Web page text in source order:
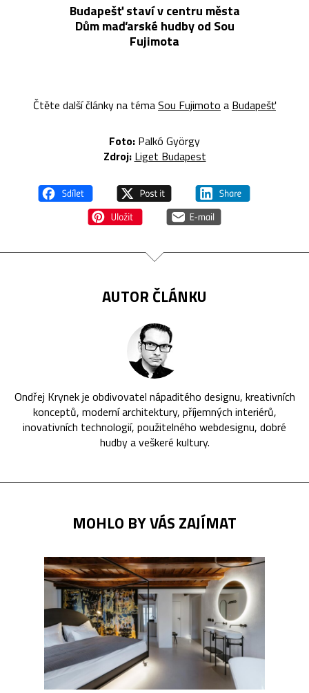
Budapešť staví v centru města
Dům maďarské hudby od Sou
Fujimota
Čtěte další články na témaSou Fujimoto a Budapešť
Foto: Palkó György
Zdroj: Liget Budapest
AUTOR ČLÁNKU
Ondřej Krynek je obdivovatel nápaditého designu, kreativních
konceptů, moderní architektury, příjemných interiérů,
inovativních technologií, použitelného webdesignu, dobré
hudby a veškeré kultury.
MOHLO BY VÁS ZAJÍMAT